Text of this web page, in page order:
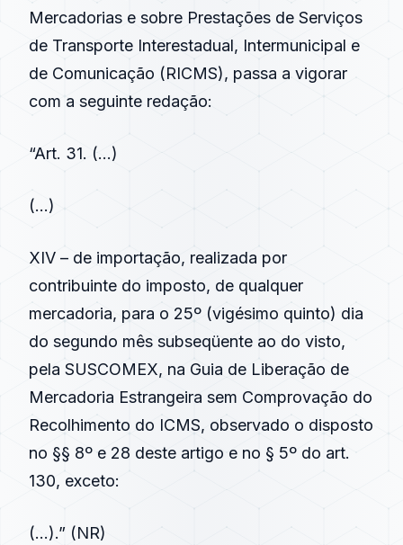
Mercadorias e sobre Prestações de Serviços
de Transporte Interestadual, Intermunicipal e
de Comunicação (RICMS), passa a vigorar
com a seguinte redação:
“Art. 31. (…)
(…)
XIV – de importação, realizada por
contribuinte do imposto, de qualquer
mercadoria, para o 25º (vigésimo quinto) dia
do segundo mês subseqüente ao do visto,
pela SUSCOMEX, na Guia de Liberação de
Mercadoria Estrangeira sem Comprovação do
Recolhimento do ICMS, observado o disposto
no §§ 8º e 28 deste artigo e no § 5º do art.
130, exceto:
(…).” (NR)